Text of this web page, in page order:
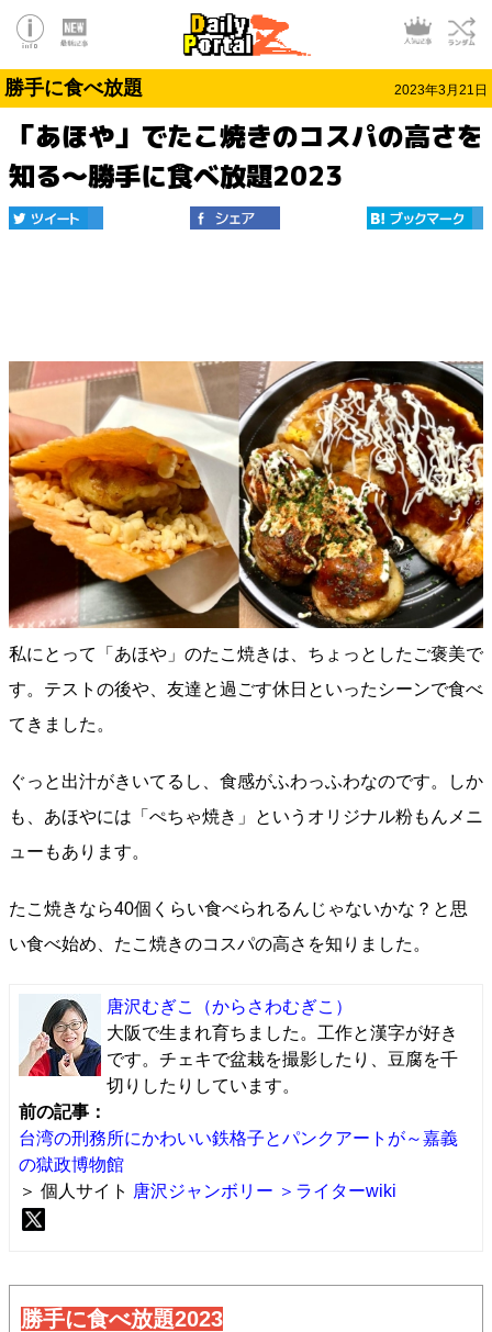
勝手に食べ放題 2023年3月21日
「あほや」でたこ焼きのコスパの高さを
知る〜勝手に食べ放題2023
私にとって「あほや」のたこ焼きは、ちょっとしたご褒美で
す。テストの後や、友達と過ごす休日といったシーンで食べ
てきました。
ぐっと出汁がきいてるし、食感がふわっふわなのです。しか
も、あほやには「ぺちゃ焼き」というオリジナル粉もんメニ
ューもあります。
たこ焼きなら40個くらい食べられるんじゃないかな？と思
い食べ始め、たこ焼きのコスパの高さを知りました。
唐沢むぎこ
（からさわむぎこ）
大阪で生まれ育ちました。工作と漢字が好き
です。チェキで盆栽を撮影したり、豆腐を千
切りしたりしています。
前の記事：
台湾の刑務所にかわいい鉄格子とパンクアートが～嘉義
の獄政博物館
＞ 個人サイト 唐沢ジャンボリー ＞ライターwiki
勝手に食べ放題2023